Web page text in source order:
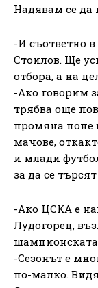
Надявам се да
-И съответно
Стоилов. Ще
отбора, а на
-Ако говорим
трябва още
промяна поне
мачове,
и млади
за да се
-Ако ЦСКА е
Лудогорец,
шампионската
-Сезонът е
по-малко.